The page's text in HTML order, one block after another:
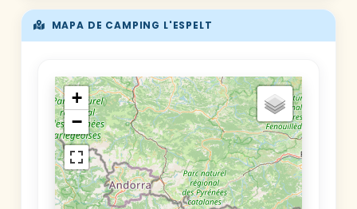
MAPA DE CAMPING L'ESPELT
+
−